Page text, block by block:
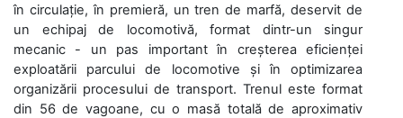
în circulație, în premieră, un tren de marfă, deservit de
un echipaj de locomotivă, format dintr-un singur
mecanic - un pas important în creșterea eficienței
exploatării parcului de locomotive și în optimizarea
organizării procesului de transport. Trenul este format
din 56 de vagoane, cu o masă totală de aproximativ